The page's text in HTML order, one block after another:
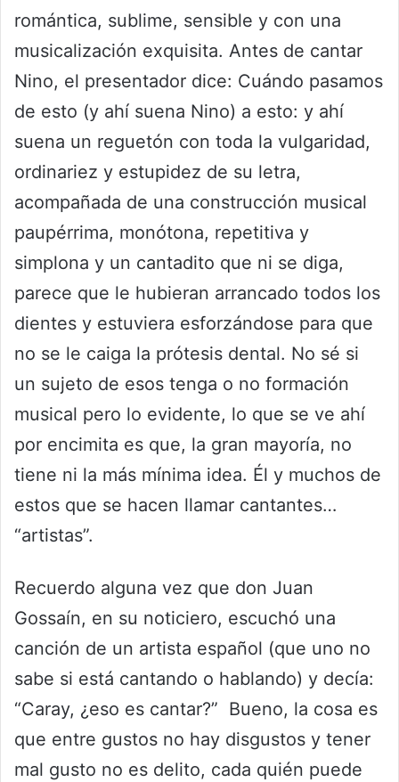
romántica, sublime, sensible y con una
musicalización exquisita. Antes de cantar
Nino, el presentador dice: Cuándo pasamos
de esto (y ahí suena Nino) a esto: y ahí
suena un reguetón con toda la vulgaridad,
ordinariez y estupidez de su letra,
acompañada de una construcción musical
paupérrima, monótona, repetitiva y
simplona y un cantadito que ni se diga,
parece que le hubieran arrancado todos los
dientes y estuviera esforzándose para que
no se le caiga la prótesis dental. No sé si
un sujeto de esos tenga o no formación
musical pero lo evidente, lo que se ve ahí
por encimita es que, la gran mayoría, no
tiene ni la más mínima idea. Él y muchos de
estos que se hacen llamar cantantes…
“artistas”.
Recuerdo alguna vez que don Juan
Gossaín, en su noticiero, escuchó una
canción de un artista español (que uno no
sabe si está cantando o hablando) y decía:
“Caray, ¿eso es cantar?” Bueno, la cosa es
que entre gustos no hay disgustos y tener
mal gusto no es delito, cada quién puede